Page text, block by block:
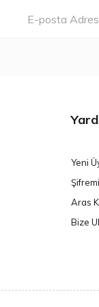
Yeni
Aras
Bize